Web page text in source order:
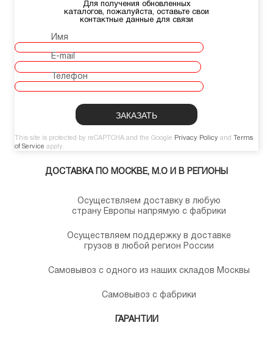
Для получения обновленных
каталогов, пожалуйста, оставьте свои
контактные данные для связи
Имя
E-mail
Телефон
This site is protected by reCAPTCHA and the Google Privacy Policy and
Terms
of Service apply.
ДОСТАВКА ПО МОСКВЕ, М.О И В РЕГИОНЫ
Осуществляем доставку в любую
страну Европы напрямую с фабрики
Осуществляем поддержку в доставке
грузов в любой регион России
Самовывоз с одного из наших складов Москвы
Самовывоз с фабрики
ГАРАНТИИ